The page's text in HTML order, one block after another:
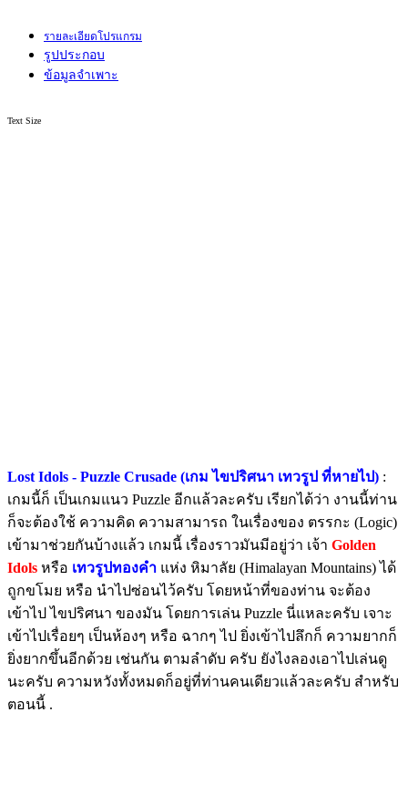
รายละเอียดโปรแกรม
รูปประกอบ
ข้อมูลจำเพาะ
Text Size
Lost Idols - Puzzle Crusade (เกม ไขปริศนา เทวรูป ที่หายไป) :
เกมนี้ก็ เป็นเกมแนว Puzzle อีกแล้วละครับ เรียกได้ว่า งานนี้ท่าน
ก็จะต้องใช้ ความคิด ความสามารถ ในเรื่องของ ตรรกะ (Logic)
เข้ามาช่วยกันบ้างแล้ว เกมนี้ เรื่องราวมันมีอยู่ว่า เจ้า Golden
Idols หรือ เทวรูปทองคำ แห่ง หิมาลัย (Himalayan Mountains) ได้
ถูกขโมย หรือ นำไปซ่อนไว้ครับ โดยหน้าที่ของท่าน จะต้อง
เข้าไป ไขปริศนา ของมัน โดยการเล่น Puzzle นี่แหละครับ เจาะ
เข้าไปเรื่อยๆ เป็นห้องๆ หรือ ฉากๆ ไป ยิ่งเข้าไปลึกก็ ความยากก็
ยิ่งยากขึ้นอีกด้วย เช่นกัน ตามลำดับ ครับ ยังไงลองเอาไปเล่นดู
นะครับ ความหวังทั้งหมดก็อยู่ที่ท่านคนเดียวแล้วละครับ สำหรับ
ตอนนี้ .